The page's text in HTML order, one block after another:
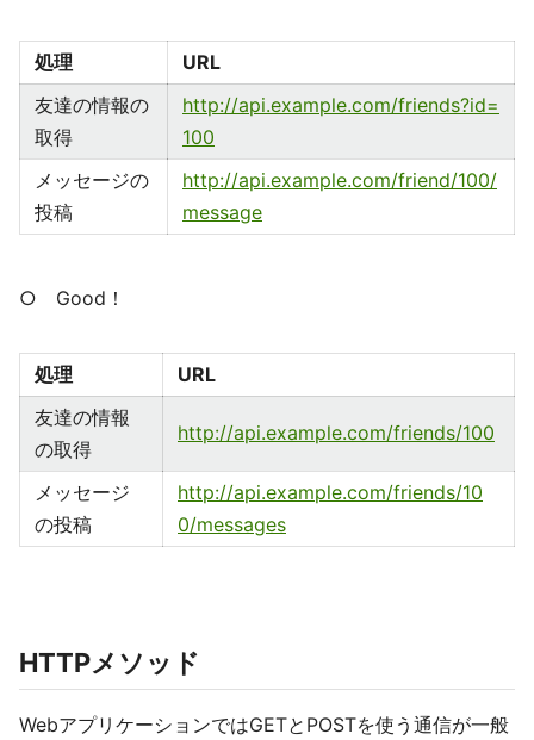
処理
URL
友達の情報の
取得
http://api.example.com/friends?id=
100
メッセージの
投稿
http://api.example.com/friend/100/
message
○ Good！
処理
URL
友達の情報
の取得
http://api.example.com/friends/100
メッセージ
の投稿
http://api.example.com/friends/10
0/messages
HTTPメソッド
WebアプリケーションではGETとPOSTを使う通信が一般